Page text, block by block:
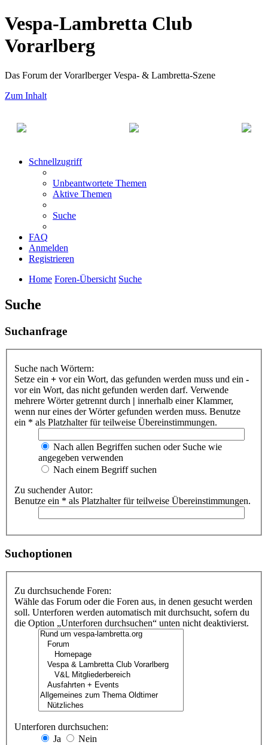
Vespa-Lambretta Club
Vorarlberg
Das Forum der Vorarlberger Vespa- & Lambretta-Szene
Zum Inhalt
Schnellzugriff
Unbeantwortete Themen
Aktive Themen
Suche
FAQ
Anmelden
Registrieren
Home Foren-Übersicht Suche
Suche
Suchanfrage
Suche nach Wörtern:
Setze ein + vor ein Wort, das gefunden werden muss und ein -
vor ein Wort, das nicht gefunden werden darf. Verwende
mehrere Wörter getrennt durch | innerhalb einer Klammer,
wenn nur eines der Wörter gefunden werden muss. Benutze
ein * als Platzhalter für teilweise Übereinstimmungen.
Nach allen Begriffen suchen oder Suche wie
angegeben verwenden
Nach einem Begriff suchen
Zu suchender Autor:
Benutze ein * als Platzhalter für teilweise Übereinstimmungen.
Suchoptionen
Zu durchsuchende Foren:
Wähle das Forum oder die Foren aus, in denen gesucht werden
soll. Unterforen werden automatisch mit durchsucht, sofern du
die Option „Unterforen durchsuchen“ unten nicht deaktivierst.
Unterforen durchsuchen:
Ja
Nein